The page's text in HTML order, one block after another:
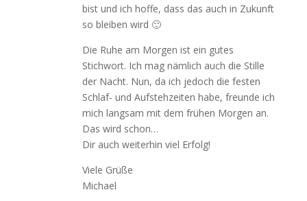
bist und ich hoffe, dass das auch in Zukunft
so bleiben wird 🙂
Die Ruhe am Morgen ist ein gutes
Stichwort. Ich mag nämlich auch die Stille
der Nacht. Nun, da ich jedoch die festen
Schlaf- und Aufstehzeiten habe, freunde ich
mich langsam mit dem frühen Morgen an.
Das wird schon…
Dir auch weiterhin viel Erfolg!
Viele Grüße
Michael